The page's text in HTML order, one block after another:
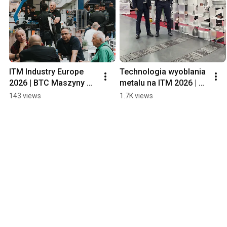
ITM Industry Europe
2026 | BTC Maszyny
Highlights
143 views
Technologia wyoblania
metalu na ITM 2026 |
Metal Spinning Lathes
1.7K views